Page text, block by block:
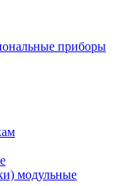
приборы
модульные